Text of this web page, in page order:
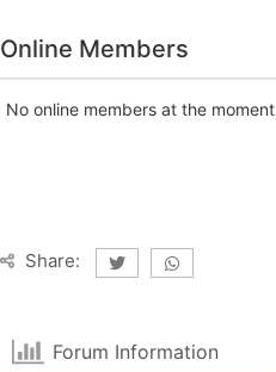
Online Members
No online members at the moment
Share:
Forum Information